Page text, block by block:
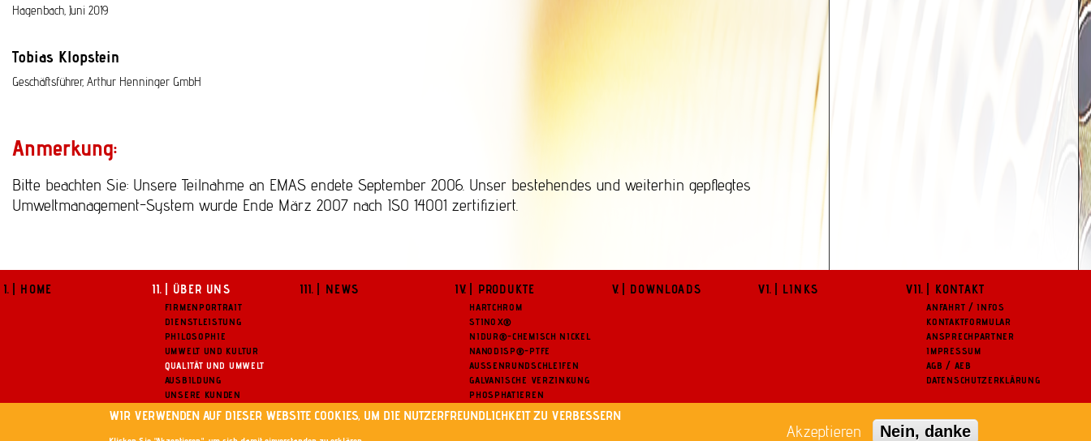
WIR VERWENDEN AUF DIESER WEBSITE COOKIES, UM DIE NUTZERFREUNDLICHKEIT ZU VERBESSERN
Akzeptieren Nein, danke
Hagenbach, Juni 2019
Tobias Klopstein
Geschäftsführer, Arthur Henninger GmbH
Anmerkung:
Bitte beachten Sie: Unsere Teilnahme an EMAS endete September 2006. Unser bestehendes und weiterhin gepflegtes
Umweltmanagement-System wurde Ende März 2007 nach ISO 14001 zertifiziert.
HAUPTNAVIGATION
| HOME | ÜBER UNS
FIRMENPORTRAIT
DIENSTLEISTUNG
PHILOSOPHIE
UMWELT UND KULTUR
QUALITÄT UND UMWELT
AUSBILDUNG
UNSERE KUNDEN
| NEWS | PRODUKTE
HARTCHROM
STINOX®
NIDUR®-CHEMISCH NICKEL
NANODISP®-PTFE
AUSSENRUNDSCHLEIFEN
GALVANISCHE VERZINKUNG
PHOSPHATIEREN
ZINK-EISEN-SCHICHTEN
| DOWNLOADS | LINKS | KONTAKT
ANFAHRT / INFOS
KONTAKTFORMULAR
ANSPRECHPARTNER
IMPRESSUM
AGB / AEB
DATENSCHUTZERKLÄRUNG